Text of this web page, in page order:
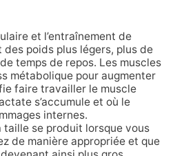
et l’entraînement de
poids plus légers, plus de
temps de repos. Les muscles
métabolique pour augmenter
faire travailler le muscle
s’accumule et où le
internes.
taille se produit lorsque vous
de manière appropriée et que